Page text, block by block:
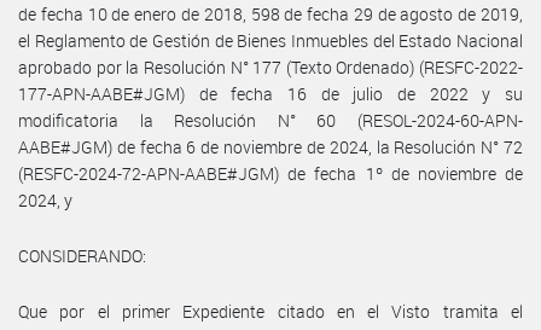
de fecha 10 de enero de 2018, 598 de fecha 29 de agosto de 2019,
el Reglamento de Gestión de Bienes Inmuebles del Estado Nacional
aprobado por la Resolución N° 177 (Texto Ordenado) (RESFC-2022-
177-APN-AABE#JGM) de fecha 16 de julio de 2022 y su
modificatoria la Resolución N° 60 (RESOL-2024-60-APN-
AABE#JGM) de fecha 6 de noviembre de 2024, la Resolución N° 72
(RESFC-2024-72-APN-AABE#JGM) de fecha 1º de noviembre de
2024, y
CONSIDERANDO:
Que por el primer Expediente citado en el Visto tramita el